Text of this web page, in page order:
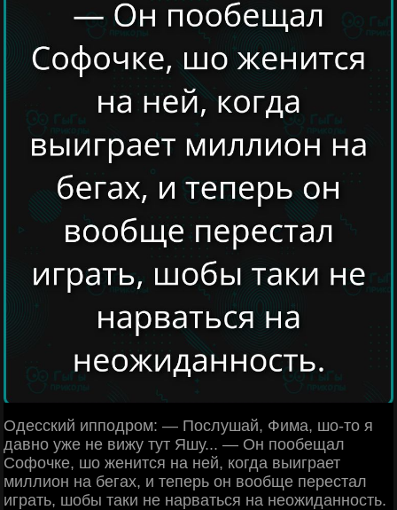
Одесский ипподром: — Послушай, Фима, шо-то я
давно уже не вижу тут Яшу... — Он пообещал
Софочке, шо женится на ней, когда выиграет
миллион на бегах, и теперь он вообще перестал
играть, шобы таки не нарваться на неожиданность.